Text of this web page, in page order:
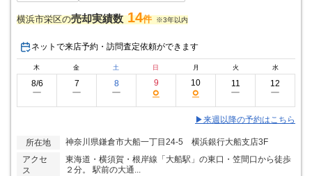
横浜市栄区の売却実績数 14件 ※3年以内
ネットで来店予約・訪問査定依頼ができます
木 金 土 日 月 火 水
8/6
ー
7
ー
8
ー
9
○
10
○
11
ー
12
ー
▶来週以降の予約はこちら
所在地
神奈川県鎌倉市大船一丁目24-5 横浜銀行大船支店3F
アクセ
ス
東海道・横須賀・根岸線「大船駅」の東口・笠間口から徒歩
２分。 駅前の大通...